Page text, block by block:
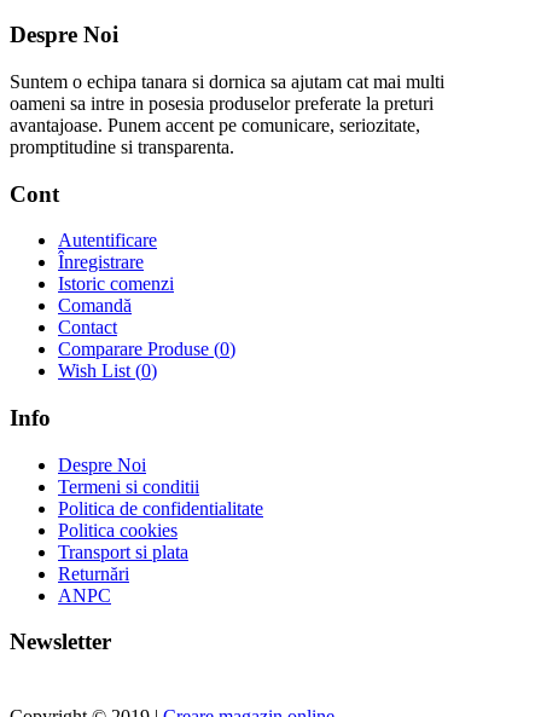
Despre Noi
Suntem o echipa tanara si dornica sa ajutam cat mai multi
oameni sa intre in posesia produselor preferate la preturi
avantajoase. Punem accent pe comunicare, seriozitate,
promptitudine si transparenta.
Cont
Autentificare
Înregistrare
Istoric comenzi
Comandă
Contact
Comparare Produse (0)
Wish List (0)
Info
Despre Noi
Termeni si conditii
Politica de confidentialitate
Politica cookies
Transport si plata
Returnări
ANPC
Newsletter